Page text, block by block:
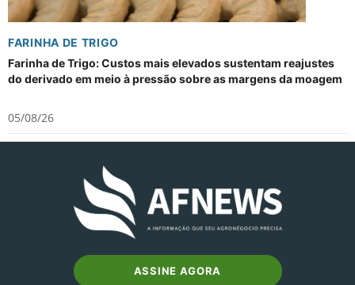
FARINHA DE TRIGO
Farinha de Trigo: Custos mais elevados sustentam reajustes
do derivado em meio à pressão sobre as margens da moagem
05/08/26
ASSINE AGORA